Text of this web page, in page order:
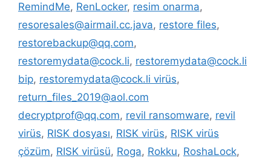
RemindMe, RenLocker, resim onarma,
resoresales@airmail.cc.java, restore files,
restorebackup@qq.com,
restoremydata@cock.li, restoremydata@cock.li
bip, restoremydata@cock.li virüs,
return_files_2019@aol.com
decryptprof@qq.com, revil ransomware, revil
virüs, RISK dosyası, RISK virüs, RISK virüs
çözüm, RISK virüsü, Roga, Rokku, RoshaLock,